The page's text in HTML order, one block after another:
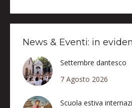
News & Eventi: in
Settembre dantesco
7 Agosto 2026
Scuola estiva